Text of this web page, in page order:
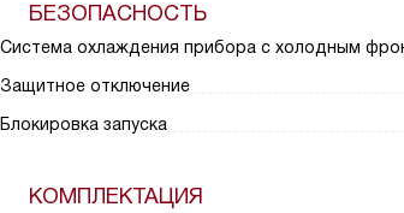
БЕЗОПАСНОСТЬ
Система охлаждения прибора с холодным
Защитное отключение
Блокировка запуска
КОМПЛЕКТАЦИЯ